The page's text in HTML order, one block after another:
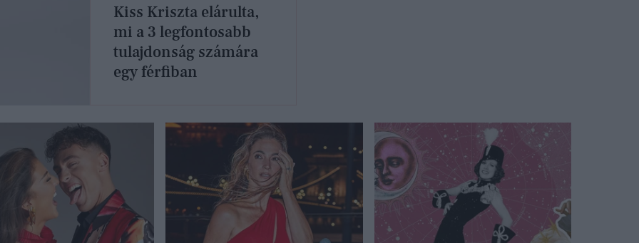
Kiss Kriszta elárulta,
mi a 3 legfontosabb
tulajdonság számára
egy férfiban